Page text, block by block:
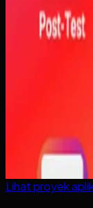
Lihat proyek